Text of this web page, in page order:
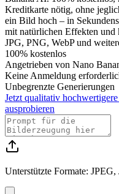
Kreditkarte nötig, ohne
ein Bild hoch – in
mit natürlichen Effekten
JPG, PNG, WebP und
100% kostenlos
Angetrieben von Nano
Keine Anmeldung
Unbegrenzte Generierungen
Jetzt qualitativ
ausprobieren
Unterstützte Formate: